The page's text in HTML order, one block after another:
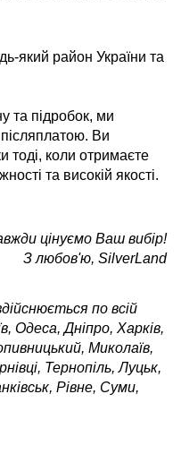
який район України та
та підробок, ми
Ви
тоді, коли отримаєте
та високій якості.
цінуємо Ваш вибір!
З любов'ю, SilverLand
по всій
Одеса, Дніпро, Харків,
Миколаїв,
Тернопіль, Луцьк,
Рівне, Суми,